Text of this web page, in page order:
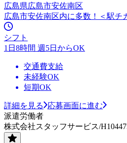
広島県広島市安佐南区
広島市安佐南区内に多数！＜駅チ
シフト
1日8時間 週5日からOK
交通費支給
未経験OK
短期OK
詳細を見る
応募画面に進む
派遣労働者
株式会社スタッフサービス/